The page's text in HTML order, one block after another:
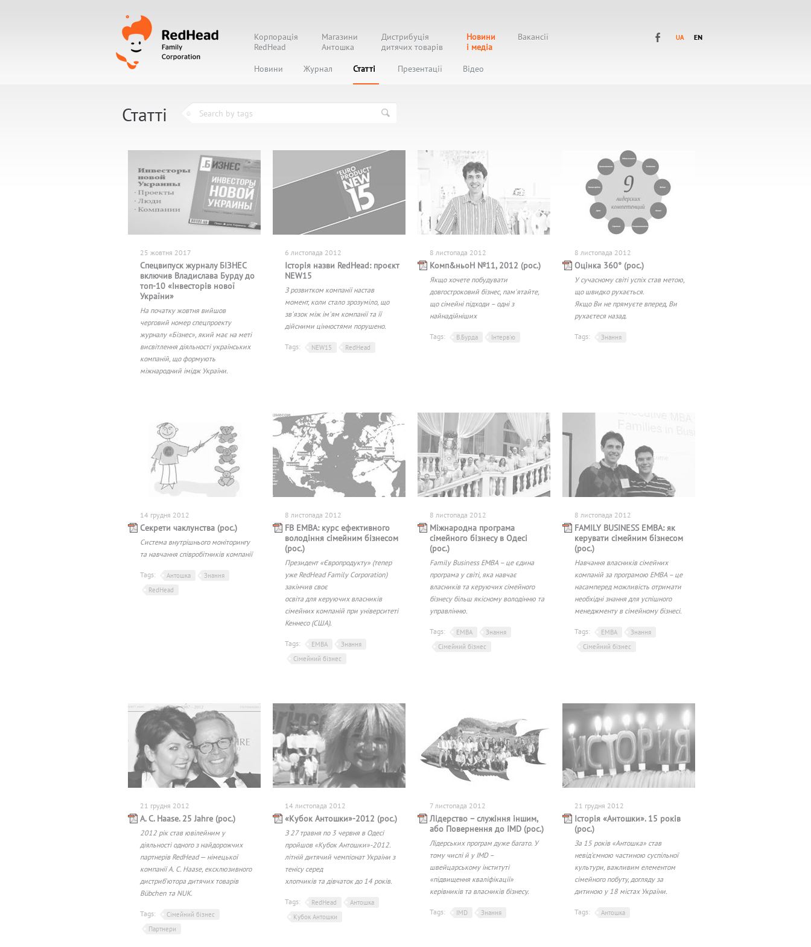
Корпорація
RedHead
Магазини
Антошка
Дистрибуція
дитячих товарів
Новини
і медіа
Новини
Журнал Статті Презентації Відео
Вакансії
Статті
25 жовтня 2017
Спецвипуск журналу БІЗНЕС
включив Владислава Бурду до
топ-10 «Інвесторів нової
України»
На початку жовтня вийшов
черговий номер спецпроекту
журналу «Бізнес», який має на меті
висвітлення діяльності українських
компаній, що формують
міжнародний імідж України.
6 листопада 2012
Історія назви RedHead: проєкт
NEW15
З розвитком компанії настав
момент, коли стало зрозуміло, що
зв'язок між ім'ям компанії та її
дійсними цінностями порушено.
Tags: NEW15 RedHead
8 листопада 2012
Комп&ньоН №11, 2012 (рос.)
Якщо хочете побудувати
довгостроковий бізнес, пам'ятайте,
що сімейні підходи – одні з
найнадійніших
Tags: В.Бурда Інтерв'ю
8 листопада 2012
Оцінка 360° (рос.)
У сучасному світі успіх став метою,
що швидко рухається.
Якщо Ви не прямуєте вперед, Ви
рухаєтеся назад.
Tags: Знання
14 грудня 2012
Секрети чаклунства (рос.)
Система внутрішнього моніторингу
та навчання співробітників компанії
Tags: Антошка
Знання
RedHead
8 листопада 2012
FB EMBA: курс ефективного
володіння сімейним бізнесом
(рос.)
Президент «Європродукту» (тепер
уже RedHead Family Corporation)
закінчив своє
освіта для керуючих власників
сімейних компаній при університеті
Кеннесо (США).
Tags: EMBA
Знання
Сімейний бізнес
8 листопада 2012
Міжнародна програма
сімейного бізнесу в Одесі
(рос.)
Family Business EMBA – це єдина
програма у світі, яка навчає
власників та керуючих сімейного
бізнесу більш якісному володінню та
управлінню.
Tags: EMBA
Знання
Сімейний бізнес
8 листопада 2012
FAMILY BUSINESS EMBA: як
керувати сімейним бізнесом
(рос.)
Навчання власників сімейних
компаній за програмою EMBA – це
насамперед можливість отримати
необхідні знання для успішного
менеджменту в сімейному бізнесі.
Tags: EMBA
Знання
Сімейний бізнес
21 грудня 2012
A. C. Haase. 25 Jahre (рос.)
2012 рік став ювілейним у
діяльності одного з найдорожчих
партнерів RedHead — німецької
компанії A. C. Haase, ексклюзивного
дистриб'ютора дитячих товарів
Bübchen та NUK.
Tags:
Сімейний бізнес
Партнери
14 листопада 2012
«Кубок Антошки»-2012 (рос.)
З 27 травня по 3 червня в Одесі
пройшов «Кубок Антошки»-2012.
літній дитячий чемпіонат України з
тенісу серед
хлопчиків та дівчаток до 14 років.
Tags: RedHead
Антошка
Кубок Антошки
7 листопада 2012
Лідерство – служіння іншим,
або Повернення до IMD (рос.)
Лідерських програм дуже багато. У
тому числі й у IMD –
швейцарському інституті
«підвищення кваліфікації»
керівників та власників бізнесу.
Tags: IMD Знання
21 грудня 2012
Історія «Антошки». 15 років
(рос.)
За 15 років «Антошка» став
невід'ємною частиною суспільної
культури, важливим елементом
сімейного побуту, догляду за
дитиною у 18 містах України.
Tags: Антошка